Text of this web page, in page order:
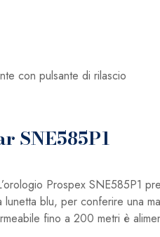
con pulsante di rilascio
SNE585P1
Prospex SNE585P1
blu, per conferire una
fino a 200 metri è